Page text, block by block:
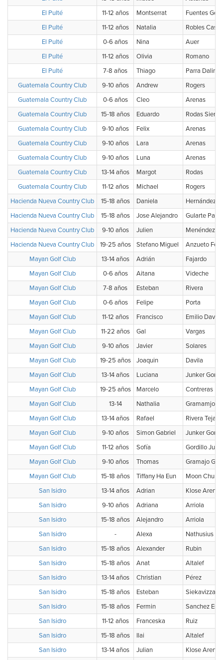
El Pulté
11-12 años Montserrat
Fuentes
El Pulté
11-12 años Natalia
Robles
El Pulté
0-6 años Nina
Auer
El Pulté
11-12 años Olivia
Romano
El Pulté
7-8 años Thiago
Parra Dalir
Guatemala Country Club
9-10 años Andrew
Rogers
Guatemala Country Club
0-6 años Cleo
Arenas
Guatemala Country Club
15-18 años Eduardo
Rodas Sierra
Guatemala Country Club
9-10 años Felix
Arenas
Guatemala Country Club
9-10 años Lara
Arenas
Guatemala Country Club
9-10 años Luna
Arenas
Guatemala Country Club
13-14 años Margot
Rodas
Guatemala Country Club
11-12 años Michael
Rogers
Hacienda Nueva Country Club
15-18 años Daniela
Hernández
Hacienda Nueva Country Club
15-18 años Jose Alejandro
Gularte Parra
Hacienda Nueva Country Club
9-10 años Julien
Menéndez
Hacienda Nueva Country Club
19-25 años Stefano Miguel
Anzueto
Mayan Golf Club
13-14 años Adrián
Fajardo
Mayan Golf Club
0-6 años Aitana
Videche
Mayan Golf Club
7-8 años Esteban
Rivera
Mayan Golf Club
0-6 años Felipe
Porta
Mayan Golf Club
11-12 años Francisco
Emilio Davila
Mayan Golf Club
11-22 años Gal
Vargas
Mayan Golf Club
9-10 años Javier
Solares
Mayan Golf Club
19-25 años Joaquin
Davila
Mayan Golf Club
13-14 años Luciana
Junker
Mayan Golf Club
19-25 años Marcelo
Contreras
Mayan Golf Club
13-14 Nathalia
Gramamjo
Mayan Golf Club
13-14 años Rafael
Rivera Tejada
Mayan Golf Club
9-10 años Simon Gabriel
Junker
Mayan Golf Club
11-12 años Sofía
Gordillo
Mayan Golf Club
9-10 años Thomas
Gramajo
Mayan Golf Club
15-18 años Tiffany Ha Eun
Moon Chung
San Isidro
13-14 años Adrian
Klose Arenas
San Isidro
9-10 años Adriana
Arriola
San Isidro
15-18 años Alejandro
Arriola
San Isidro
- Alexa
Nathusius
San Isidro
15-18 años Alexander
Rubin
San Isidro
15-18 años Anat
Altalef
San Isidro
13-14 años Christian
Pérez
San Isidro
15-18 años Esteban
Siekavizza
San Isidro
15-18 años Fermin
Sanchez
San Isidro
11-12 años Franceska
Ruiz
San Isidro
15-18 años Ilai
Altalef
San Isidro
13-14 años Julian Klose Arenas